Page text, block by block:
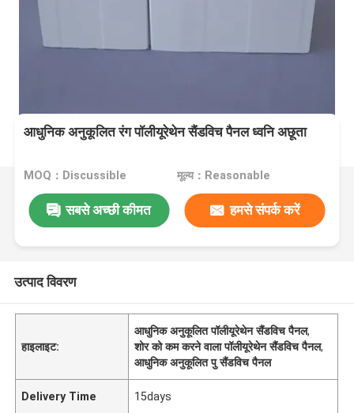
आधुनिक अनुकूलित रंग पॉलीयूरेथेन सैंडविच पैनल ध्वनि अछूता
MOQ：Discussible मूल्य：Reasonable
सबसे अच्छी कीमत हमसे संपर्क करें
उत्पाद विवरण
हाइलाइट:
आधुनिक अनुकूलित पॉलीयूरेथेन सैंडविच पैनल,
शोर को कम करने वाला पॉलीयूरेथेन सैंडविच पैनल,
आधुनिक अनुकूलित पु सैंडविच पैनल
Delivery Time 15days